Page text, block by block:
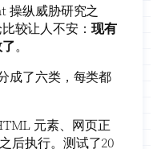
操纵威胁研究之
较让人不安： 现有
。
成了六类，每类都
元素、网页正
后执行。测试了20